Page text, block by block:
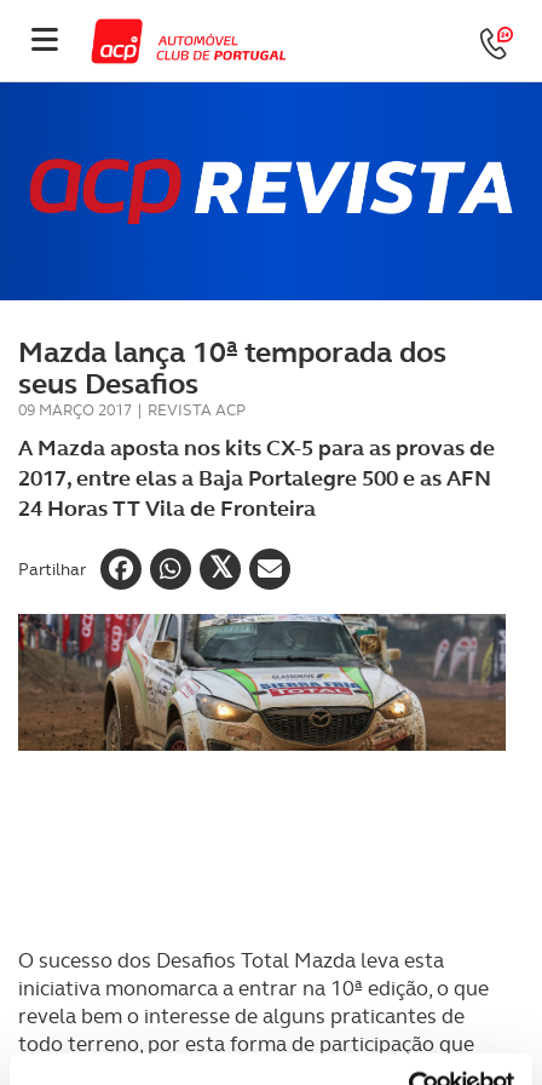
Mazda lança 10ª temporada dos
seus Desafios
09 MARÇO 2017 | REVISTA ACP
A Mazda aposta nos kits CX-5 para as provas de
2017, entre elas a Baja Portalegre 500 e as AFN
24 Horas TT Vila de Fronteira
Partilhar
O sucesso dos Desafios Total Mazda leva esta
iniciativa monomarca a entrar na 10ª edição, o que
revela bem o interesse de alguns praticantes de
todo terreno, por esta forma de participação que
tem elevado o ritmo competitivo entre mais de uma